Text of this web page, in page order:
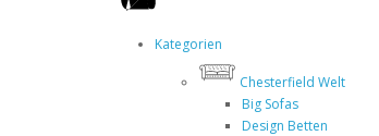
Kategorien
Chesterfield Welt
Big Sofas
Design Betten